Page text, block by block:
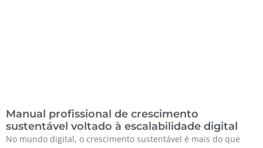
Manual profissional de crescimento
sustentável voltado à escalabilidade digital
No mundo digital, o crescimento sustentável é mais do que